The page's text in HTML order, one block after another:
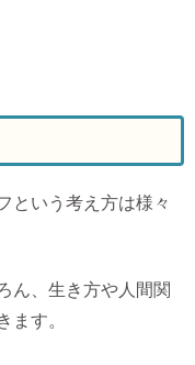
という考え方は様々
ん、生き方や人間関
ます。